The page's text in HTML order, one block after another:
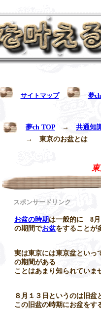
サイトマップ 夢
夢ch TOP → 共通知
→ 東京のお盆とは
スポンサードリンク
お盆の時期 は一般的に 8月
の期間でお盆をすることが
実は東京には東京盆といっ
の期間がある
ことはあまり知られていま
８月１３日というのは旧盆
この旧盆の時期にお盆をす